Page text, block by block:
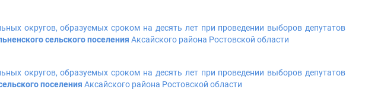
округов, образуемых сроком на десять лет при проведении выборов депутатов
сельского поселения Аксайского района Ростовской области
округов, образуемых сроком на десять лет при проведении выборов депутатов
поселения Аксайского района Ростовской области